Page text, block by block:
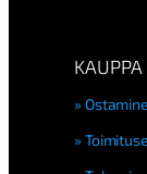
KAUPPA